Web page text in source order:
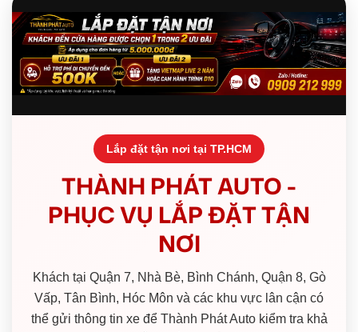
Lắp đặt tận nơi tại TP.HCM
THÀNH PHÁT AUTO -
PHỤC VỤ LẮP ĐẶT TẬN
NƠI
Khách tại Quận 7, Nhà Bè, Bình Chánh, Quận 8, Gò
Vấp, Tân Bình, Hóc Môn và các khu vực lân cận có
thể gửi thông tin xe để Thành Phát Auto kiểm tra khả